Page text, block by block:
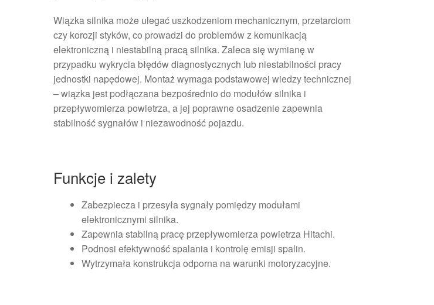
Wiązka silnika może ulegać uszkodzeniom mechanicznym, przetarciom
czy korozji styków, co prowadzi do problemów z komunikacją
elektroniczną i niestabilną pracą silnika. Zaleca się wymianę w
przypadku wykrycia błędów diagnostycznych lub niestabilności pracy
jednostki napędowej. Montaż wymaga podstawowej wiedzy technicznej
– wiązka jest podłączana bezpośrednio do modułów silnika i
przepływomierza powietrza, a jej poprawne osadzenie zapewnia
stabilność sygnałów i niezawodność pojazdu.
Funkcje i zalety
Zabezpiecza i przesyła sygnały pomiędzy modułami
elektronicznymi silnika.
Zapewnia stabilną pracę przepływomierza powietrza Hitachi.
Podnosi efektywność spalania i kontrolę emisji spalin.
Wytrzymała konstrukcja odporna na warunki motoryzacyjne.